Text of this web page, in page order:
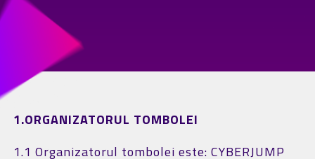
1.ORGANIZATORUL TOMBOLEI
1.1 Organizatorul tombolei este: CYBERJUMP